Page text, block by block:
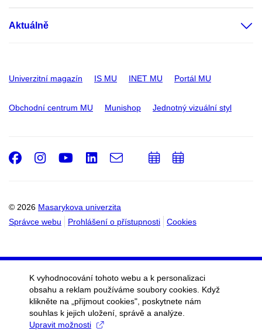
Aktuálně
Univerzitní magazín IS MU INET MU Portál MU
Obchodní centrum MU Munishop Jednotný vizuální styl
© 2026 Masarykova univerzita
Správce webu
Prohlášení o přístupnosti Cookies
Facebook
Instagram
Youtube
LinkedIn
e-
PřidatPřidat
K vyhodnocování tohoto webu a k personalizaci
obsahu a reklam používáme soubory cookies. Když
klikněte na „přijmout cookies", poskytnete nám
souhlas k jejich uložení, správě a analýze.
Upravit možnosti